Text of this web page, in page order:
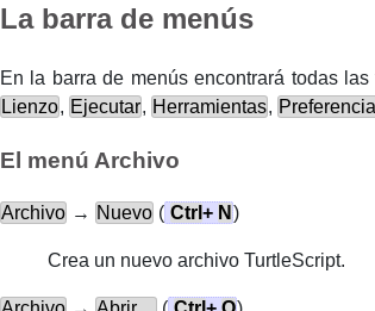
La barra de menús
En la barra de menús encontrará todas
Lienzo, Ejecutar, Herramientas,
El menú Archivo
Archivo → Nuevo ( Ctrl + N )
Crea un nuevo archivo TurtleScript.